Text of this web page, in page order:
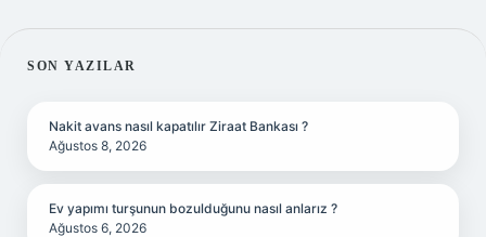
SIDEBAR
SON YAZILAR
Nakit avans nasıl kapatılır Ziraat Bankası ?
Ağustos 8, 2026
Ev yapımı turşunun bozulduğunu nasıl anlarız ?
Ağustos 6, 2026